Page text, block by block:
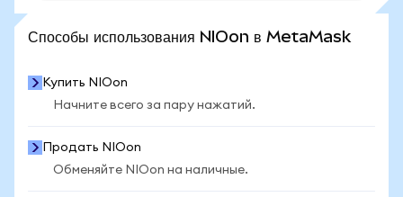
Способы использования NIOon в MetaMask
Купить NIOon
Начните всего за пару нажатий.
Продать NIOon
Обменяйте NIOon на наличные.